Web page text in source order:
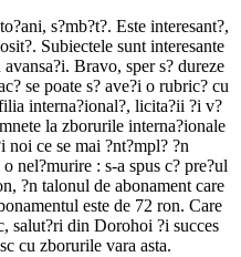
s?mb?t?. Este interesant?,
Subiectele sunt interesante
Bravo, sper s? dureze
se poate s? ave?i o rubric? cu
interna?ional?, licita?ii ?i v?
la zborurile interna?ionale
noi ce se mai ?nt?mpl? ?n
nel?murire : s-a spus c? pre?ul
?n talonul de abonament care
este de 72 ron. Care
salut?ri din Dorohoi ?i succes
cu zborurile vara asta.